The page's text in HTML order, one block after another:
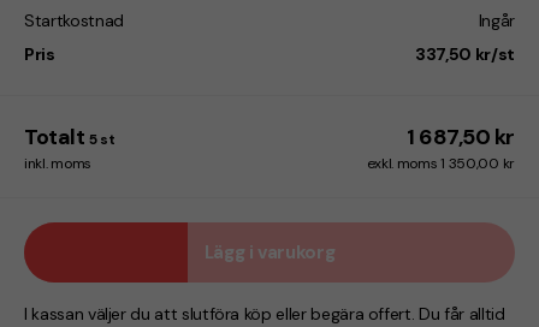
Startkostnad
Ingår
Pris
337,50 kr/st
Totalt 5 st 1 687,50 kr
inkl. moms exkl. moms 1 350,00 kr
Lägg i varukorg
I kassan väljer du att slutföra köp eller begära offert. Du får alltid